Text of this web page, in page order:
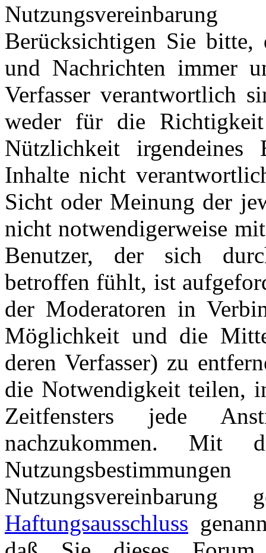
Nutzungsvereinbarung
Berücksichtigen Sie
und Nachrichten immer
Verfasser verantwortlich
weder für die
Nützlichkeit
Inhalte nicht
Sicht oder Meinung der
nicht notwendigerweise
Benutzer, der sich
betroffen fühlt, ist
der Moderatoren in
Möglichkeit und die
deren Verfasser) zu
die Notwendigkeit teilen,
Zeitfensters jede
nachzukommen. Mit
Haftungsausschluss